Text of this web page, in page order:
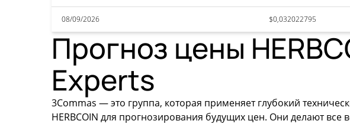
08/09/2026 $0,032022795
Прогноз цены
Experts
3Commas — это группа, которая применяет глубокий
HERBCOIN для прогнозирования будущих цен. Они делают